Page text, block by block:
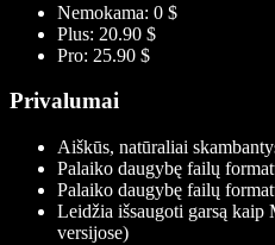
Nemokama: 0 $
Plus: 20.90 $
Pro: 25.90 $
Privalumai
Aiškūs, natūraliai
Palaiko daugybę failų
Palaiko daugybę failų
Leidžia išsaugoti garsą kaip
versijose)